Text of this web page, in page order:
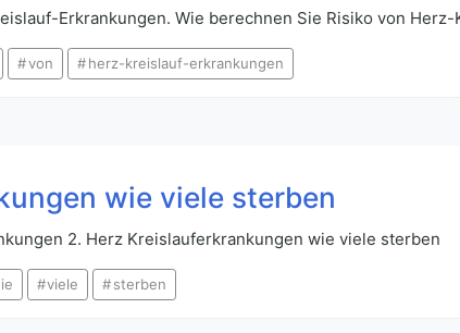
Erkrankungen. Wie berechnen Sie Risiko von
von herz-kreislauf-erkrankungen
wie viele sterben
2. Herz Kreislauferkrankungen wie viele sterben
viele sterben